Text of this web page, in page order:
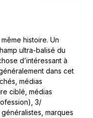
histoire. Un
ultra-balisé du
d’intéressant à
dans cet
médias
ciblé, médias
3/
marques